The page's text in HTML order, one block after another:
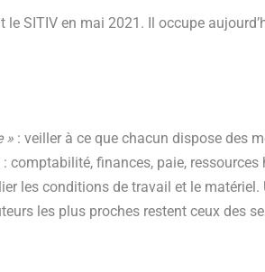
SITIV en mai 2021. Il occupe
» : veiller à ce que chacun dispose des
comptabilité, finances, paie,
les conditions de travail et le
les plus proches restent ceux des